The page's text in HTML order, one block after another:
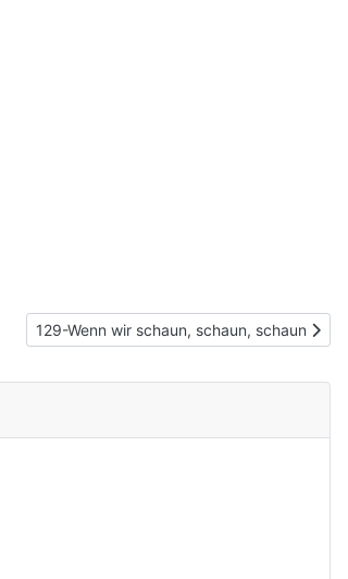
Nächster Beitrag: 129-Wenn wir schaun,
129-Wenn wir schaun, schaun, schaun